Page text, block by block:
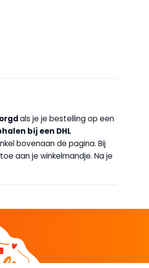
als je je bestelling op een
halen bij een DHL
bovenaan de pagina. Bij
aan je winkelmandje. Na je